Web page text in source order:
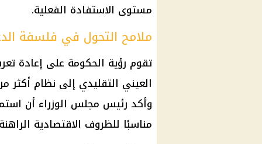
مستوى الاستفادة الفعلية.
ملامح التحول في فلسفة
تقوم رؤية الحكومة على إعادة
العيني التقليدي إلى نظام أكثر
وأكد رئيس مجلس الوزراء أن
مناسبًا للظروف الاقتصادية